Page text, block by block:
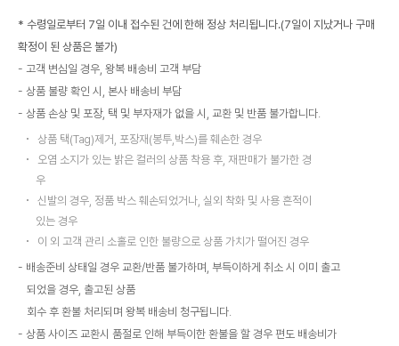
* 수령일로부터 7일 이내 접수된 건에 한해 정상 처리됩니다.(7일이 지났거나 구매
확정이 된 상품은 불가)
고객 변심일 경우, 왕복 배송비 고객 부담
상품 불량 확인 시, 본사 배송비 부담
상품 손상 및 포장, 택 및 부자재가 없을 시, 교환 및 반품 불가합니다.
상품 택(Tag)제거, 포장재(봉투,박스)를 훼손한 경우
오염 소지가 있는 밝은 컬러의 상품 착용 후, 재판매가 불가한 경
우
신발의 경우, 정품 박스 훼손되었거나, 실외 착화 및 사용 흔적이
있는 경우
이 외 고객 관리 소홀로 인한 불량으로 상품 가치가 떨어진 경우
배송준비 상태일 경우 교환/반품 불가하며, 부득이하게 취소 시 이미 출고
되었을 경우, 출고된 상품
회수 후 환불 처리되며 왕복 배송비 청구됩니다.
상품 사이즈 교환시 품절로 인해 부득이한 환불을 할 경우 편도 배송비가